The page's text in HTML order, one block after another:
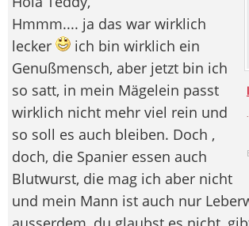
Hmmm.... ja das war wirklich
lecker
ich bin wirklich ein
Genußmensch, aber jetzt bin ich
so satt, in mein Mägelein passt
wirklich nicht mehr viel rein und
so soll es auch bleiben. Doch ,
doch, die Spanier essen auch
Blutwurst, die mag ich aber nicht
und mein Mann ist auch nur